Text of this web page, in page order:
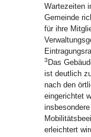
Wartezeiten
Gemeinde
für ihre
3 Das
ist deutlich
nach den
eingerichtet
erleichtert